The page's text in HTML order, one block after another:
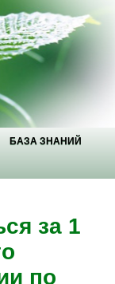
БАЗА ЗНАНИЙ
за 1
по